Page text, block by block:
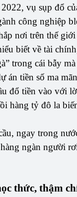
vụ sụp đổ
công nghiệp
nơi trên thế
biết về tài
trong cái bẫy
án tiền số ma
đổ tiền vào với
hàng tỷ đô la
ngay trong
ngàn người
thức, thậm